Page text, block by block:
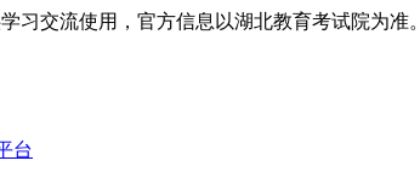
习交流使用，官方信息以湖北教育考试院为准。
台